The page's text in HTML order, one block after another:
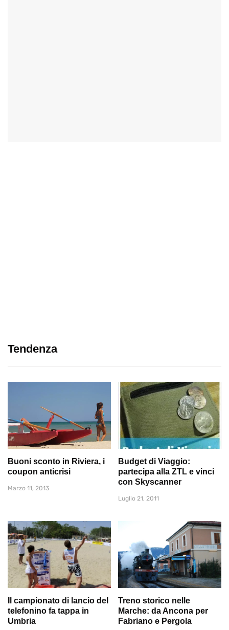
Tendenza
Buoni sconto in Riviera, i
coupon anticrisi
Marzo 11, 2013
Budget di Viaggio:
partecipa alla ZTL e vinci
con Skyscanner
Luglio 21, 2011
Il campionato di lancio del
telefonino fa tappa in
Umbria
Treno storico nelle
Marche: da Ancona per
Fabriano e Pergola